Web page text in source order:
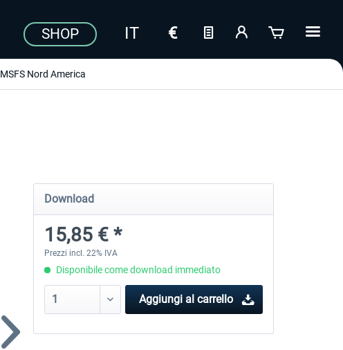
SHOP
MSFS Nord America
Download
15,85 € *
Prezzi incl. 22% IVA
Disponibile come download immediato
Aggiungi al carrello